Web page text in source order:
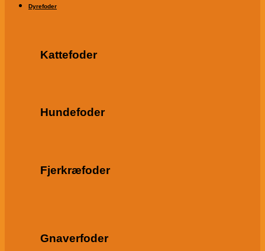
Dyrefoder
Kattefoder
Hundefoder
Fjerkræfoder
Gnaverfoder